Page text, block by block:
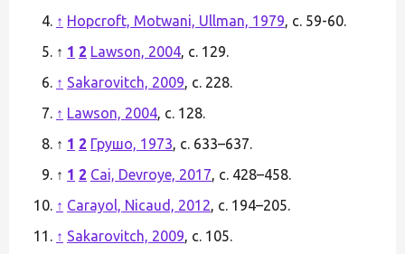
↑ Hopcroft, Motwani, Ullman, 1979, с. 59-60.
↑ 1 2 Lawson, 2004, с. 129.
↑ Sakarovitch, 2009, с. 228.
↑ Lawson, 2004, с. 128.
↑ 1 2 Грушо, 1973, с. 633–637.
↑ 1 2 Cai, Devroye, 2017, с. 428–458.
↑ Carayol, Nicaud, 2012, с. 194–205.
↑ Sakarovitch, 2009, с. 105.